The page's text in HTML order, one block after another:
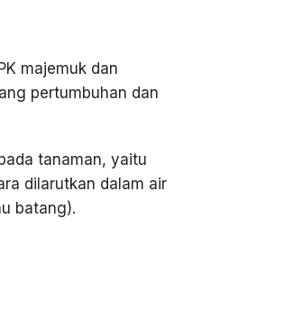
majemuk dan
pertumbuhan dan
tanaman, yaitu
dilarutkan dalam air
batang).